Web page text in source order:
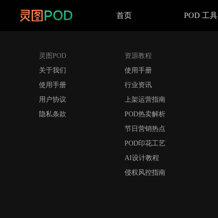
首页 POD 工
灵图POD
关于我们
使用手册
用户协议
隐私条款
资源教程
使用手册
行业资讯
上架运营指南
POD热卖解析
节日营销热点
POD印花工艺
AI设计教程
侵权风控指南